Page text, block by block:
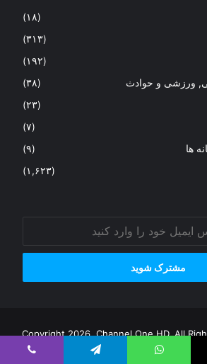
(۱۸)
(۳۱۳)
(۱۹۲)
ورزشی و حوادث
(۳۸)
(۲۳)
(۷)
ها
(۹)
(۱,۶۲۳)
California Web Solutions Theme
|